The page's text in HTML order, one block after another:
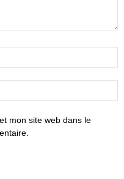
mon site web dans le